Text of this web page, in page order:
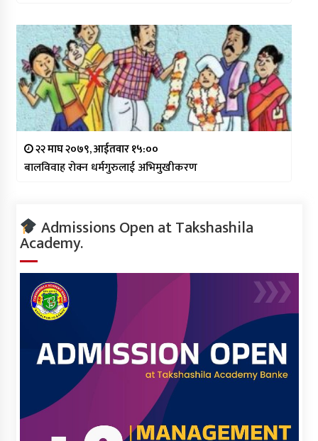
२२ माघ २०७९, आईतवार १५:००
बालविवाह रोक्न धर्मगुरुलाई अभिमुखीकरण
Admissions Open at Takshashila
Academy.